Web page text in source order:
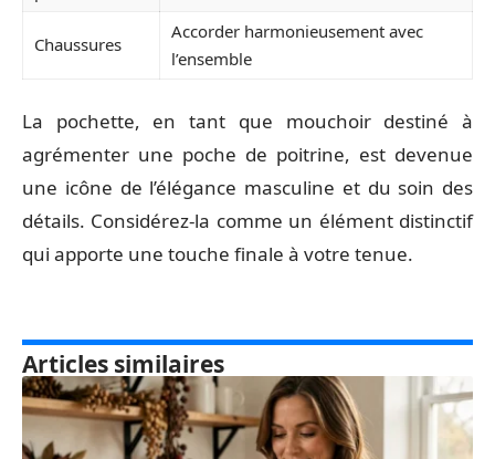
Chaussures
Accorder harmonieusement avec
l’ensemble
La pochette, en tant que mouchoir destiné à
agrémenter une poche de poitrine, est devenue
une icône de l’élégance masculine et du soin des
détails. Considérez-la comme un élément distinctif
qui apporte une touche finale à votre tenue.
Articles similaires